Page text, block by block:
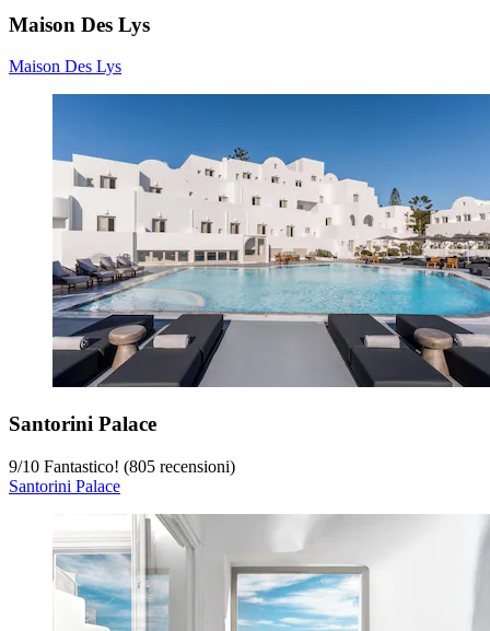
Maison Des Lys
Maison Des Lys
Santorini Palace
9/10 Fantastico! (805 recensioni)
Santorini Palace